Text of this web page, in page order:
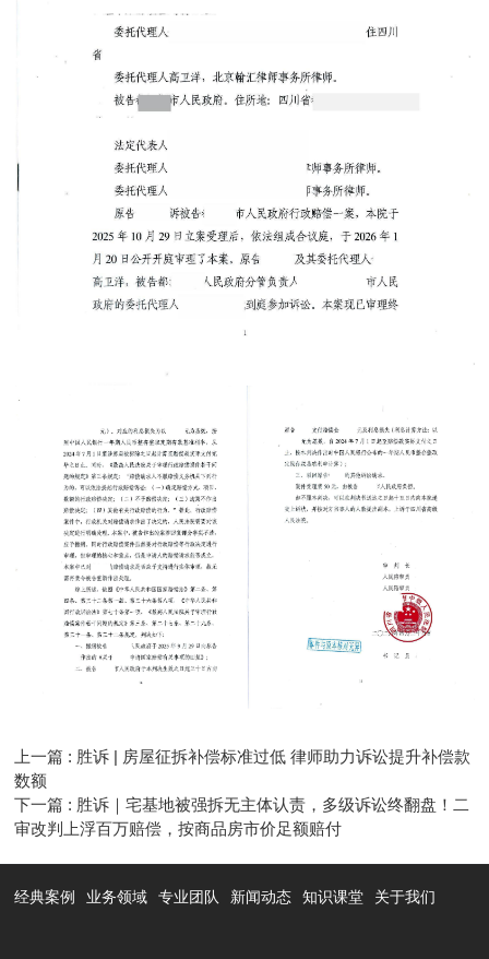
上一篇 : 胜诉 | 房屋征拆补偿标准过低 律师助力诉讼提升补偿款
数额
下一篇 : 胜诉｜宅基地被强拆无主体认责，多级诉讼终翻盘！二
审改判上浮百万赔偿，按商品房市价足额赔付
经典案例 业务领域 专业团队 新闻动态 知识课堂 关于我们